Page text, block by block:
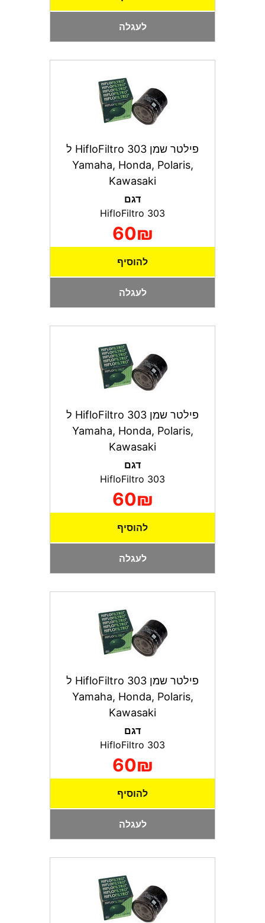
לעגלה
פילטר שמן HifloFiltro 303 ל
Yamaha, Honda, Polaris,
Kawasaki
דגם
60₪
להוסיף
לעגלה
פילטר שמן HifloFiltro 303 ל
Yamaha, Honda, Polaris,
Kawasaki
דגם
60₪
להוסיף
לעגלה
פילטר שמן HifloFiltro 303 ל
Yamaha, Honda, Polaris,
Kawasaki
דגם
60₪
להוסיף
לעגלה